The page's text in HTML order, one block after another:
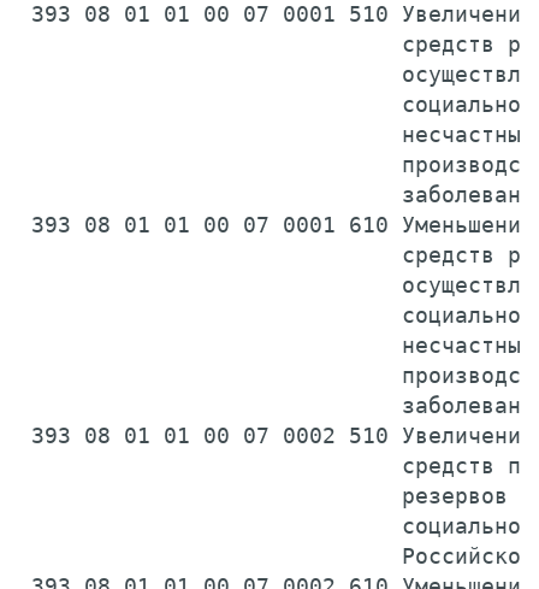
393 08 01 01 00 07 0001 510 Увеличение
средств
393 08 01 01 00 07 0001 610 Уменьшение
средств
393 08 01 01 00 07 0002 510 Увеличение
средств
резервов